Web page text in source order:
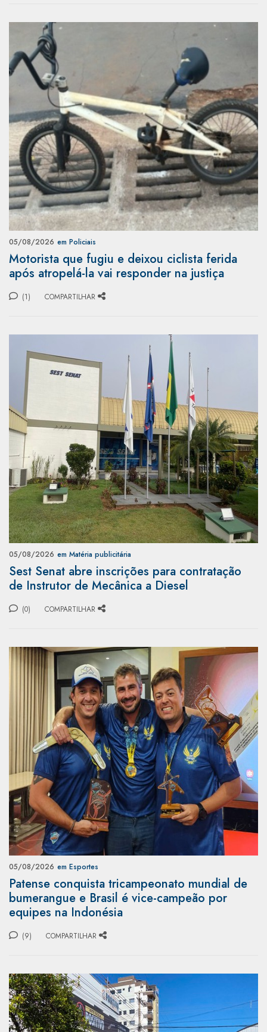
05/08/2026 em Policiais
Motorista que fugiu e deixou ciclista ferida
após atropelá-la vai responder na justiça
(1) COMPARTILHAR
05/08/2026 em Matéria publicitária
Sest Senat abre inscrições para contratação
de Instrutor de Mecânica a Diesel
(0) COMPARTILHAR
05/08/2026 em Esportes
Patense conquista tricampeonato mundial de
bumerangue e Brasil é vice-campeão por
equipes na Indonésia
(9) COMPARTILHAR